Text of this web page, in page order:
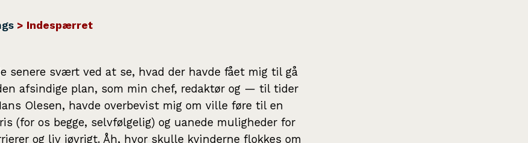
> Indespærret
senere svært ved at se, hvad der havde fået mig til gå
afsindige plan, som min chef, redaktør og — til tider
Olesen, havde overbevist mig om ville føre til en
(for os begge, selvfølgelig) og uanede muligheder for
og liv iøvrigt. Åh, hvor skulle kvinderne flokkes om